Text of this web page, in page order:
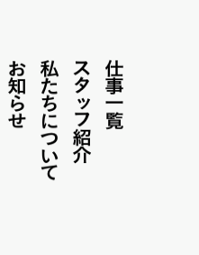
仕事一覧
ス
タ
ッ
フ紹介
私たちについて
お知らせ